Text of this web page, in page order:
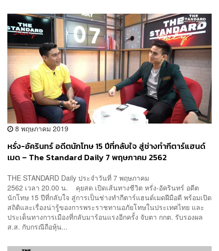
8 พฤษภาคม 2019
หรั่ง-อัครินทร์ อดีตนักโทษ 15 ปีที่กลับใจ สู่ช่างทำกีตาร์แฮนด์
เมด – The Standard Daily 7 พฤษภาคม 2562
THE STANDARD Daily ประจำวันที่ 7 พฤษภาคม
2562 เวลา 20.00 น. คุยสด เปิดเส้นทางชีวิต หรั่ง-อัครินทร์ อดีต
นักโทษ 15 ปีที่กลับใจ สู่การเป็นช่างทำกีตาร์แฮนด์เมดฝีมือดี พร้อมเปิด
สถิติและเรื่องน่ารู้ของการพระราชทานอภัยโทษในประเทศไทย และ
ประเด็นทางการเมืองที่กลับมาร้อนแรงอีกครั้ง จับตา กกต. รับรองผล
ส.ส. กับกรณีถือหุ้น...